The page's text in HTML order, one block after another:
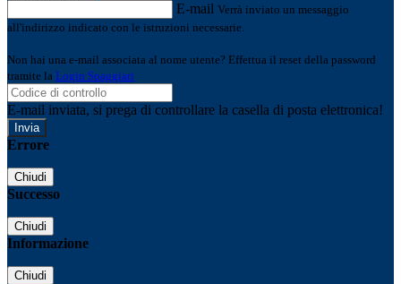
E-mail Verrà inviato un messaggio
all'indirizzo indicato con le istruzioni necessarie.
Non hai una e-mail associata al nome utente? Effettua il reset della password
tramite la Login Spaggiari
E-mail inviata, si prega di controllare la casella di posta elettronica!
Errore
Chiudi
Successo
Chiudi
Informazione
Chiudi